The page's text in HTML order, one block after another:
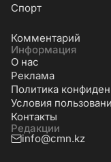
Cпорт
Комментарий
Информация
О нас
Реклама
Политика
Условия
Контакты
Редакции
info@cmn.kz